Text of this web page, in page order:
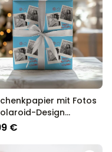
mit Fotos
Design
€